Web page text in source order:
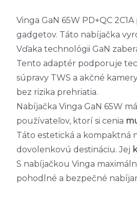
Vinga GaN 65W PD+QC
gadgetov. Táto nabíjačka
Vďaka technológii GaN
Tento adaptér podporuje
súpravy TWS a akčné
bez rizika prehriatia.
Nabíjačka Vinga GaN 65W
používateľov, ktorí si cenia
Táto estetická a kompaktná
dovolenkovú destináciu. Jej
S nabíjačkou Vinga
pohodlné a bezpečné